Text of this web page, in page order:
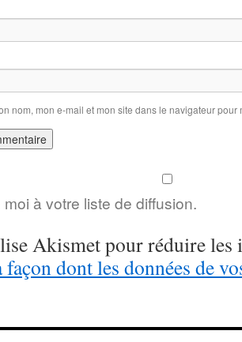
nom, mon e-mail et mon site dans le navigateur
à votre liste de diffusion.
Akismet pour réduire les
dont les données de